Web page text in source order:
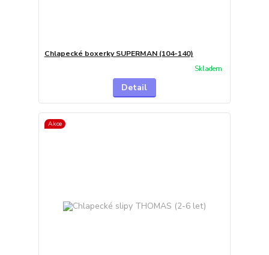
Chlapecké boxerky SUPERMAN (104-140)
Skladem
Detail
Akce